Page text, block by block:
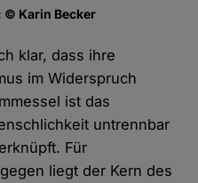
© Karin Becker
klar, dass ihre
im Widerspruch
ist das
untrennbar
Für
liegt der Kern des